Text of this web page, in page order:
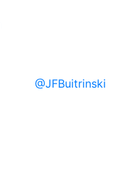
@JFBuitrinski